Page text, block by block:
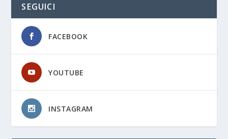
SEGUICI
FACEBOOK
YOUTUBE
INSTAGRAM